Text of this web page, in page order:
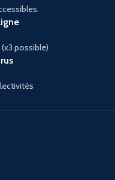
transport aisé
Installation :
nécessaires
offre une
autonomie totale à vos
possible)